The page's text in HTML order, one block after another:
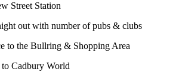
Street Station
out with number of pubs & clubs
to the Bullring & Shopping Area
Cadbury World